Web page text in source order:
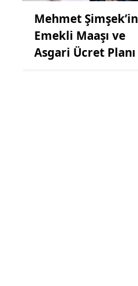
Mehmet Şimşek’in
Emekli Maaşı ve
Asgari Ücret Planı